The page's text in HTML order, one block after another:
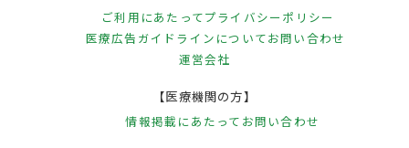
ご利用にあたってプライバシーポリシー
医療広告ガイドラインについてお問い合わせ
運営会社
【医療機関の方】
情報掲載にあたって お問い合わせ